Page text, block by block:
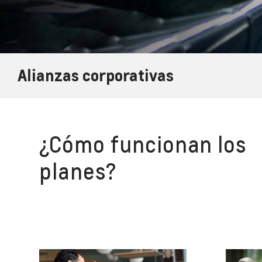
Alianzas corporativas
¿Cómo funcionan los
planes?